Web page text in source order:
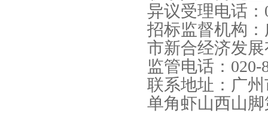
异议受理电话：
招标监督机构
市新合经济发
监管电话： 020-
联系地址： 广
单角虾山西山